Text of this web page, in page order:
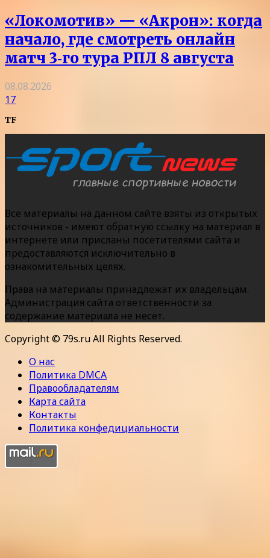
«Локомотив» — «Акрон»: когда
начало, где смотреть онлайн
матч 3‑го тура РПЛ 8 августа
08.08.2026
17
TF
Все материалы на данном сайте взяты из открытых
источников - имеют обратную ссылку на материал в
интернете или присланы посетителями сайта и
предоставляются исключительно в
ознакомительных целях.
Права на материалы принадлежат их владельцам.
Администрация сайта ответственности за
содержание материала не несет.
Copyright © 79s.ru All Rights Reserved.
О нас
Политика DMCA
Правообладателям
Карта сайта
Контакты
Политика конфедициальности